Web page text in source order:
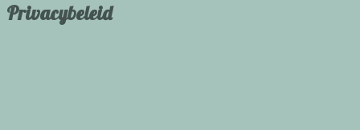
Privacybeleid